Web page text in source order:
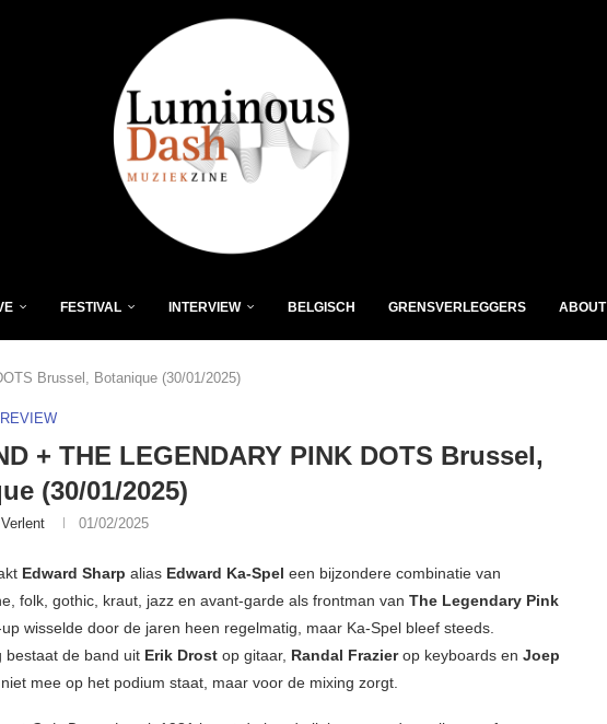
FESTIVAL INTERVIEW BELGISCH GRENSVERLEGGERS ABOUT
Brussel, Botanique (30/01/2025)
+ THE LEGENDARY PINK DOTS Brussel,
(30/01/2025)
01/02/2025
Edward Sharp alias Edward Ka-Spel een bijzondere combinatie van
folk, gothic, kraut, jazz en avant-garde als frontman van The Legendary Pink
wisselde door de jaren heen regelmatig, maar Ka-Spel bleef steeds.
bestaat de band uit Erik Drost op gitaar, Randal Frazierop keyboards en Joep
mee op het podium staat, maar voor de mixing zorgt.